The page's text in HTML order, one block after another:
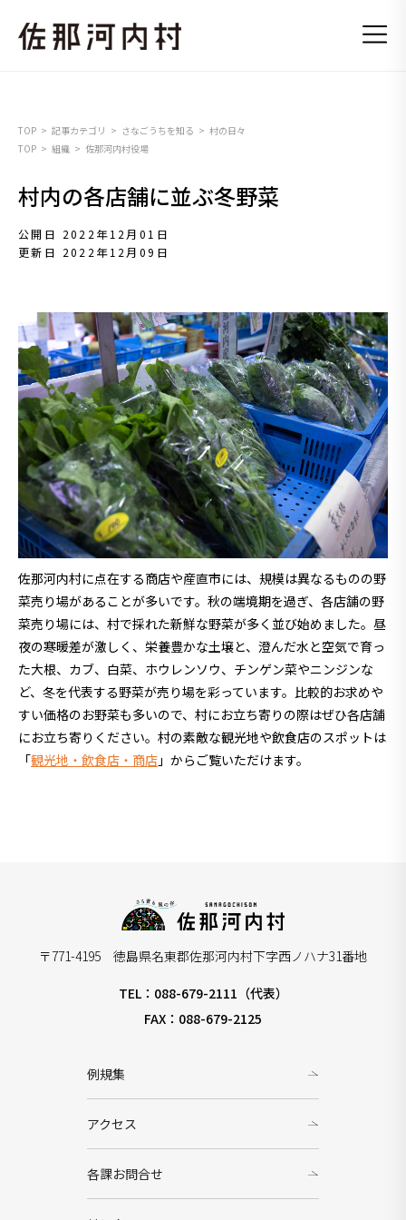
TOP 記事カテゴリ さなごうちを知る
村の日々
TOP
組織 佐那河内村役場
村内の各店舗に並ぶ冬野菜
公開日 2022年12月01日
更新日 2022年12月09日
佐那河内村に点在する商店や産直市には、規模は異なるものの野
菜売り場があることが多いです。秋の端境期を過ぎ、各店舗の野
菜売り場には、村で採れた新鮮な野菜が多く並び始めました。昼
夜の寒暖差が激しく、栄養豊かな土壌と、澄んだ水と空気で育っ
た大根、カブ、白菜、ホウレンソウ、チンゲン菜やニンジンな
ど、冬を代表する野菜が売り場を彩っています。比較的お求めや
すい価格のお野菜も多いので、村にお立ち寄りの際はぜひ各店舗
にお立ち寄りください。村の素敵な観光地や飲食店のスポットは
「観光地・飲食店・商店 」からご覧いただけます。
〒771-4195 徳島県名東郡佐那河内村下字西ノハナ31番地
TEL：088-679-2111（代表）
FAX：088-679-2125
例規集
アクセス
各課お問合せ